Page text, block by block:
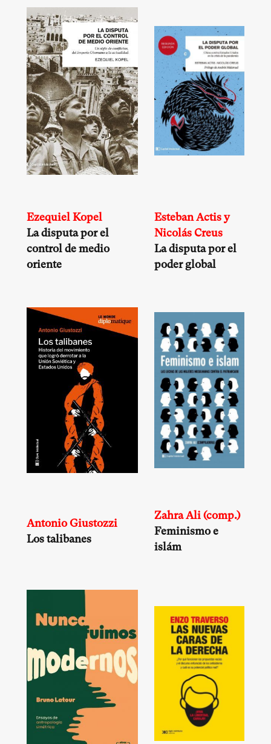
Ezequiel Kopel
La disputa por el
control de medio
oriente
Esteban Actis y
Nicolás Creus
La disputa por el
poder global
Antonio Giustozzi
Los talibanes
Zahra Ali (comp.)
Feminismo e
islám